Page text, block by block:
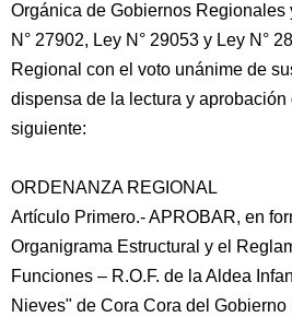
Orgánica de Gobiernos Regionales
N° 27902, Ley N° 29053 y Ley N°
Regional con el voto unánime de
dispensa de la lectura y aprobación
siguiente:
ORDENANZA REGIONAL
Artículo Primero.- APROBAR, en
Organigrama Estructural y el
Funciones – R.O.F. de la Aldea
Nieves" de Cora Cora del